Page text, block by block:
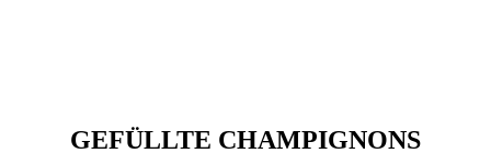
GEFÜLLTE CHAMPIGNONS